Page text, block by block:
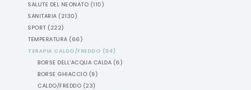
SALUTE DEL NEONATO (110)
SANITARIA (2130)
SPORT (222)
TEMPERATURA (66)
TERAPIA CALDO/FREDDO (94)
BORSE DELL'ACQUA CALDA (6)
BORSE GHIACCIO (9)
CALDO/FREDDO (23)